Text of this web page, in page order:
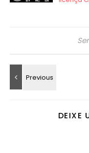
DEIXE